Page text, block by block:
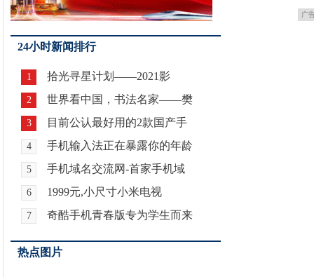
广
24小时新闻排行
1 拾光寻星计划——2021影
2 世界看中国，书法名家——樊
3 目前公认最好用的2款国产手
4 手机输入法正在暴露你的年龄
5 手机域名交流网-首家手机域
6 1999元,小尺寸小米电视
7 奇酷手机青春版专为学生而来
热点图片